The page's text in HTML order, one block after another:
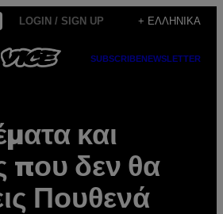
LOGIN / SIGN UP + ΕΛΛΗΝΙΚΆ
SUBSCRIBENEWSLETTER
και
που δεν θα
Πουθενά